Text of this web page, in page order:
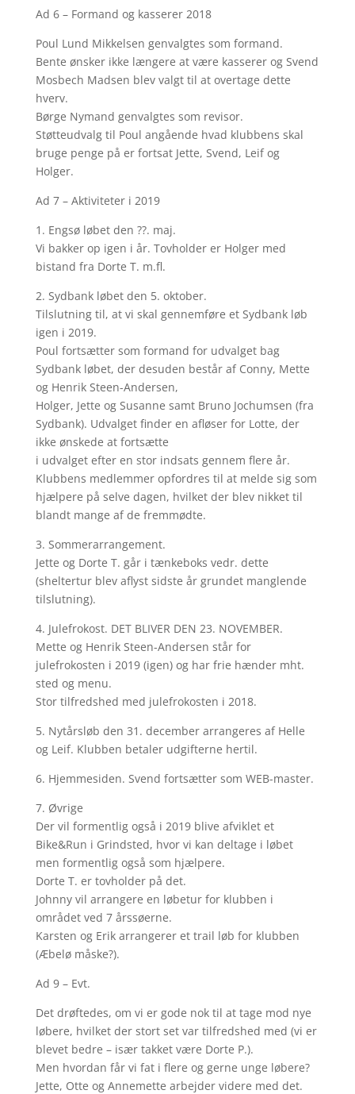
Ad 6 – Formand og kasserer 2018
Poul Lund Mikkelsen genvalgtes som formand.
Bente ønsker ikke længere at være kasserer og Svend
Mosbech Madsen blev valgt til at overtage dette
hverv.
Børge Nymand genvalgtes som revisor.
Støtteudvalg til Poul angående hvad klubbens skal
bruge penge på er fortsat Jette, Svend, Leif og
Holger.
Ad 7 – Aktiviteter i 2019
1. Engsø løbet den ??. maj.
Vi bakker op igen i år. Tovholder er Holger med
bistand fra Dorte T. m.fl.
2. Sydbank løbet den 5. oktober.
Tilslutning til, at vi skal gennemføre et Sydbank løb
igen i 2019.
Poul fortsætter som formand for udvalget bag
Sydbank løbet, der desuden består af Conny, Mette
og Henrik Steen-Andersen,
Holger, Jette og Susanne samt Bruno Jochumsen (fra
Sydbank). Udvalget finder en afløser for Lotte, der
ikke ønskede at fortsætte
i udvalget efter en stor indsats gennem flere år.
Klubbens medlemmer opfordres til at melde sig som
hjælpere på selve dagen, hvilket der blev nikket til
blandt mange af de fremmødte.
3. Sommerarrangement.
Jette og Dorte T. går i tænkeboks vedr. dette
(sheltertur blev aflyst sidste år grundet manglende
tilslutning).
4. Julefrokost. DET BLIVER DEN 23. NOVEMBER.
Mette og Henrik Steen-Andersen står for
julefrokosten i 2019 (igen) og har frie hænder mht.
sted og menu.
Stor tilfredshed med julefrokosten i 2018.
5. Nytårsløb den 31. december arrangeres af Helle
og Leif. Klubben betaler udgifterne hertil.
6. Hjemmesiden. Svend fortsætter som WEB-master.
7. Øvrige
Der vil formentlig også i 2019 blive afviklet et
Bike&Run i Grindsted, hvor vi kan deltage i løbet
men formentlig også som hjælpere.
Dorte T. er tovholder på det.
Johnny vil arrangere en løbetur for klubben i
området ved 7 årssøerne.
Karsten og Erik arrangerer et trail løb for klubben
(Æbelø måske?).
Ad 9 – Evt.
Det drøftedes, om vi er gode nok til at tage mod nye
løbere, hvilket der stort set var tilfredshed med (vi er
blevet bedre – især takket være Dorte P.).
Men hvordan får vi fat i flere og gerne unge løbere?
Jette, Otte og Annemette arbejder videre med det.